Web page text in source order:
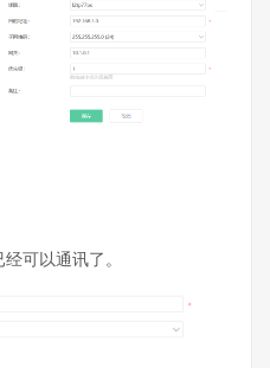
可以通讯了。